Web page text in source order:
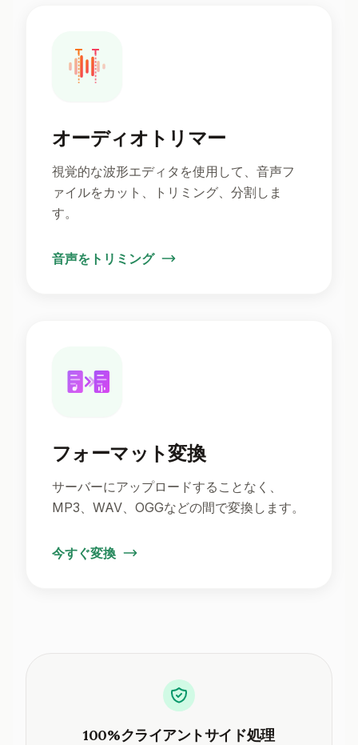
オーディオトリマー
視覚的な波形エディタを使用して、音声フ
ァイルをカット、トリミング、分割しま
す。
音声をトリミング
フォーマット変換
サーバーにアップロードすることなく、
MP3、WAV、OGGなどの間で変換します。
今すぐ変換
100%クライアントサイド処理